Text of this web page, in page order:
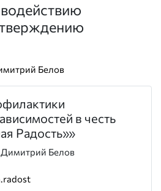
Белов
в честь
Радость»»
Белов